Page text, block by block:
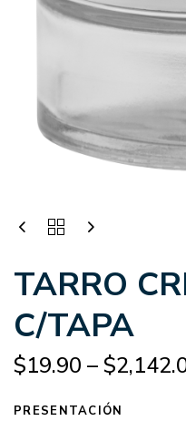
TARRO
C/TAPA
$19.90 –$
PRESENTACIÓN